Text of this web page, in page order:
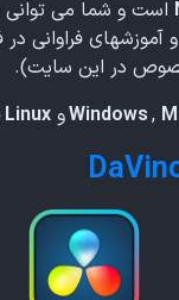
است و شما می توانی
و آموزشهای فراوانی
در این سایت).
Windows, و Linux